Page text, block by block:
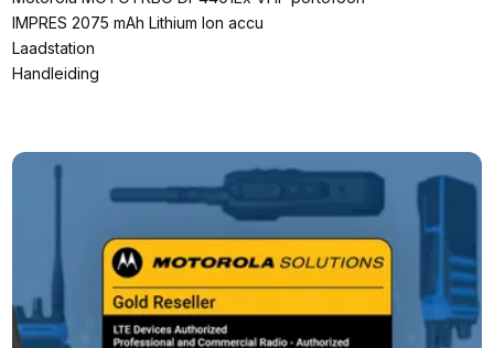
IMPRES 2075 mAh Lithium Ion accu
Laadstation
Handleiding